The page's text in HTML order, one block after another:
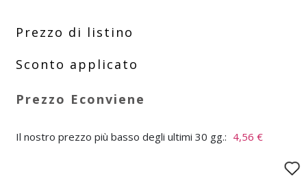
Il nostro prezzo più basso degli ultimi 30 gg.: 4,56 €